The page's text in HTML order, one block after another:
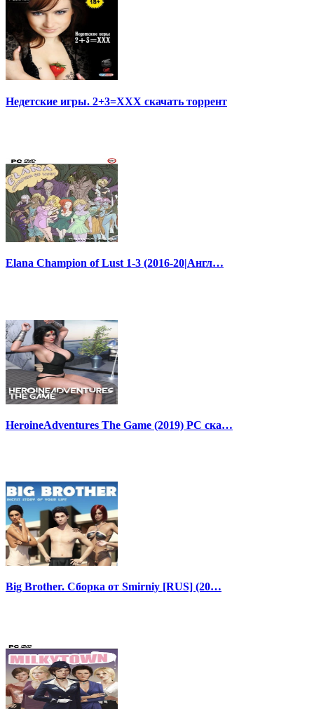
Недетские игры. 2+3=XXX скачать торрент
Elana Champion of Lust 1-3 (2016-20|Англ…
HeroineAdventures The Game (2019) PC ска…
Big Brother. Сборка от Smirniy [RUS] (20…